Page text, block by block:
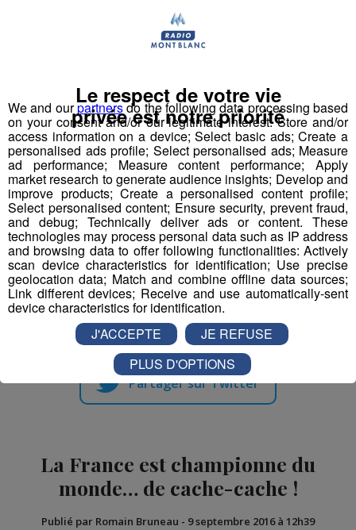
CV ET LETTRE DE MOTIVATION à adresser
Télécandidater via pole-emploi.fr ou envoyer votre CV
par courrier à l'agence PE 74055 - ALE SALLANCHES
170 RUE DU COLONEY
CS 90120
74706 SALLANCHES
Partager sur Facebook
Partager sur Twitter
La France est championne du
monde… de cache-cache !
Publié par Romain Bruneau - 9 septembre 2016 à 12h39
We and ourpartnersdo the following data processing based
on your consent and/or our legitimate interest: Store and/or
access information on a device; Select basic ads; Create a
personalised ads profile; Select personalised ads; Measure
ad performance; Measure content performance; Apply
market research to generate audience insights; Develop and
improve products; Create a personalised content profile;
Select personalised content; Ensure security, prevent fraud,
and debug; Technically deliver ads or content. These
technologies may process personal data such as IP address
and browsing data to offer following functionalities: Actively
scan device characteristics for identification; Use precise
geolocation data; Match and combine offline data sources;
Link different devices; Receive and use automatically-sent
device characteristics for identification.
Le respect de votre vie
privée est notre priorité
J'ACCEPTE
JE REFUSE
PLUS D'OPTIONS